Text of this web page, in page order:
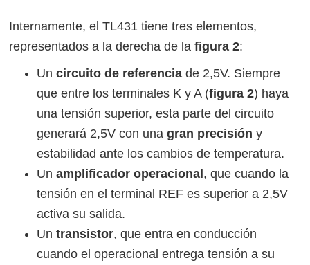
Internamente, el TL431 tiene tres elementos,
representados a la derecha de lafigura 2:
Uncircuito de referencia de 2,5V. Siempre
que entre los terminales K y A (figura 2) haya
una tensión superior, esta parte del circuito
generará 2,5V con unagran precisión y
estabilidad ante los cambios de temperatura.
Unamplificador operacional , que cuando la
tensión en el terminal REF es superior a 2,5V
activa su salida.
Untransistor, que entra en conducción
cuando el operacional entrega tensión a su